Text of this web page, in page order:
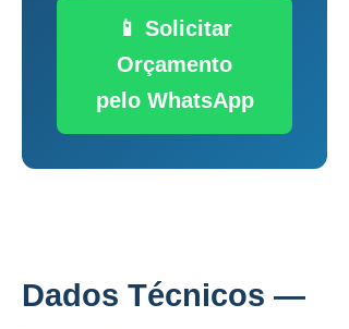
📱 Solicitar
Orçamento
pelo WhatsApp
Dados Técnicos —